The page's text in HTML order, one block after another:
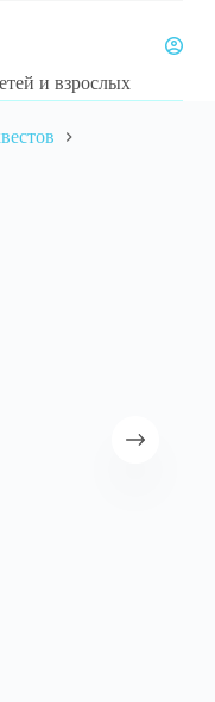
и взрослых